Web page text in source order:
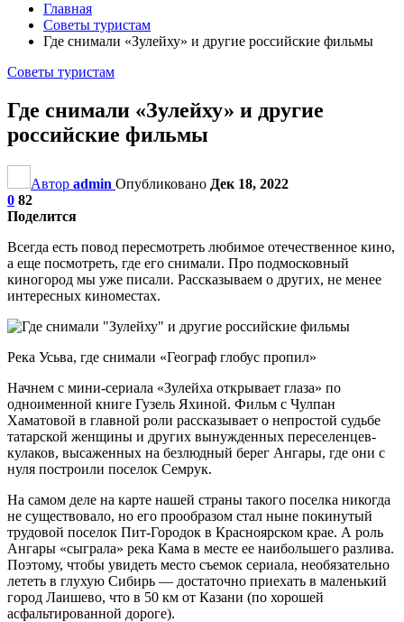
Главная
Советы туристам
Где снимали «Зулейху» и другие российские фильмы
Советы туристам
Где снимали «Зулейху» и другие
российские фильмы
Автор admin Опубликовано Дек 18, 2022
0 82
Поделится
Всегда есть повод пересмотреть любимое отечественное кино,
а еще посмотреть, где его снимали. Про подмосковный
киногород мы уже писали. Рассказываем о других, не менее
интересных киноместах.
Река Усьва, где снимали «Географ глобус пропил»
Начнем с мини-сериала «Зулейха открывает глаза» по
одноименной книге Гузель Яхиной. Фильм с Чулпан
Хаматовой в главной роли рассказывает о непростой судьбе
татарской женщины и других вынужденных переселенцев-
кулаков, высаженных на безлюдный берег Ангары, где они с
нуля построили поселок Семрук.
На самом деле на карте нашей страны такого поселка никогда
не существовало, но его прообразом стал ныне покинутый
трудовой поселок Пит-Городок в Красноярском крае. А роль
Ангары «сыграла» река Кама в месте ее наибольшего разлива.
Поэтому, чтобы увидеть место съемок сериала, необязательно
лететь в глухую Сибирь — достаточно приехать в маленький
город Лаишево, что в 50 км от Казани (по хорошей
асфальтированной дороге).